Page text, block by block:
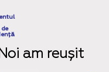
de
Noi am reușit